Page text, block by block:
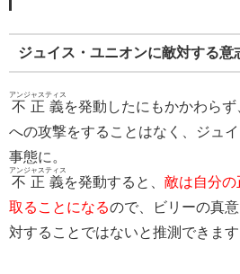
ジュイス・ユニオンに敵対する意
不正義
アンジャスティス
を発動したにもかかわら
への攻撃をすることはなく、ジュ
事態に。
不正義
アンジャスティス
を発動すると、 敵は自分
取ることになるので、ビリーの真
対することではないと推測できます